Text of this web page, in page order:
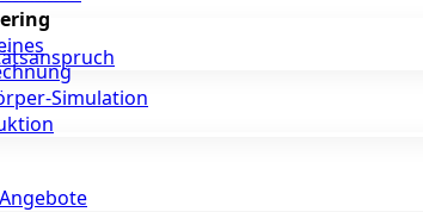
Simulation